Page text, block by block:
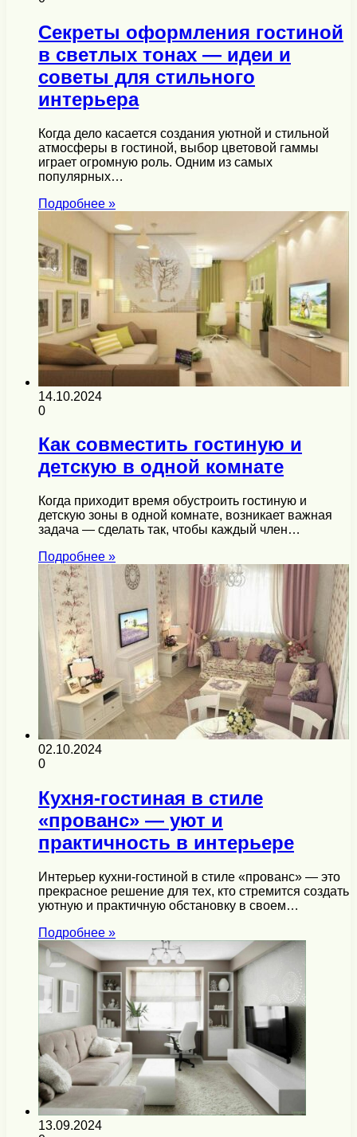
Секреты оформления гостиной
в светлых тонах — идеи и
советы для стильного
интерьера
Когда дело касается создания уютной и стильной
атмосферы в гостиной, выбор цветовой гаммы
играет огромную роль. Одним из самых
популярных…
Подробнее »
14.10.2024
0
Как совместить гостиную и
детскую в одной комнате
Когда приходит время обустроить гостиную и
детскую зоны в одной комнате, возникает важная
задача — сделать так, чтобы каждый член…
Подробнее »
02.10.2024
0
Кухня-гостиная в стиле
«прованс» — уют и
практичность в интерьере
Интерьер кухни-гостиной в стиле «прованс» — это
прекрасное решение для тех, кто стремится создать
уютную и практичную обстановку в своем…
Подробнее »
13.09.2024